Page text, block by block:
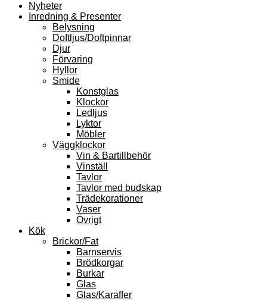
Nyheter
Inredning & Presenter
Belysning
Doftljus/Doftpinnar
Djur
Förvaring
Hyllor
Smide
Konstglas
Klockor
Ledljus
Lyktor
Möbler
Väggklockor
Vin & Bartillbehör
Vinställ
Tavlor
Tavlor med budskap
Trädekorationer
Vaser
Övrigt
Kök
Brickor/Fat
Barnservis
Brödkorgar
Burkar
Glas
Glas/Karaffer